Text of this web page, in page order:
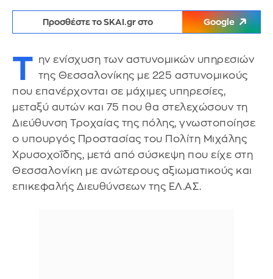
Προσθέστε το SKAI.gr στο Google
Τ ην ενίσχυση των αστυνομικών υπηρεσιών
της Θεσσαλονίκης με 225 αστυνομικούς
που επανέρχονται σε μάχιμες υπηρεσίες,
μεταξύ αυτών και 75 που θα στελεχώσουν τη
Διεύθυνση Τροχαίας της πόλης, γνωστοποίησε
ο υπουργός Προστασίας του Πολίτη Μιχάλης
Χρυσοχοΐδης, μετά από σύσκεψη που είχε στη
Θεσσαλονίκη με ανώτερους αξιωματικούς και
επικεφαλής Διευθύνσεων της ΕΛ.ΑΣ.